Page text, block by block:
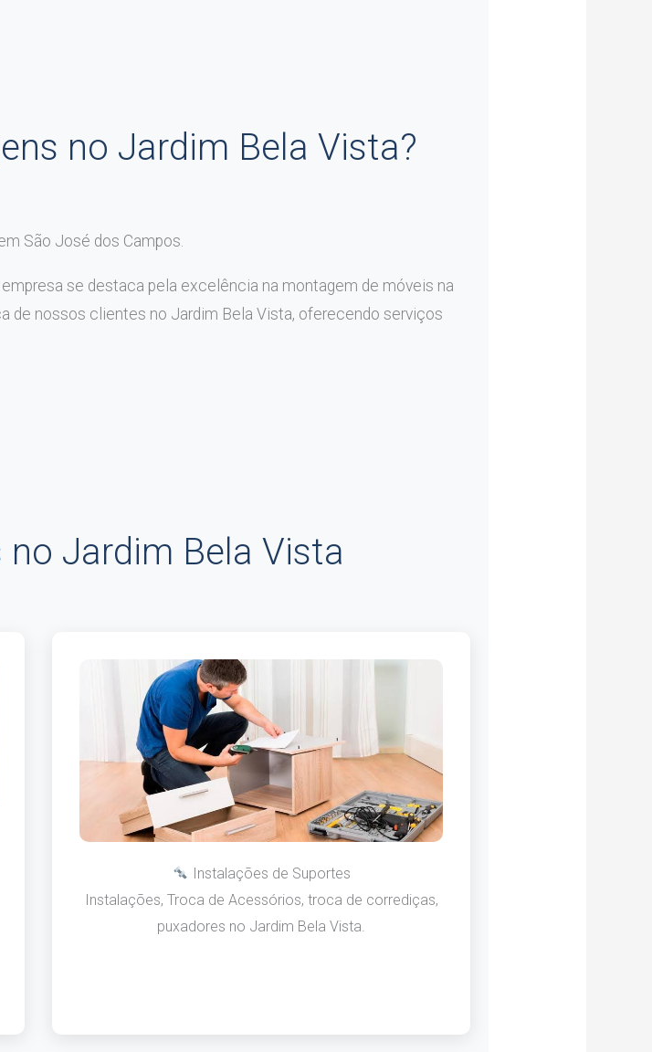
no Jardim Bela Vista?
São José dos Campos.
se destaca pela excelência na montagem de móveis na
de nossos clientes no Jardim Bela Vista, oferecendo serviços
Jardim Bela Vista
Instalações de Suportes
Instalações, Troca de Acessórios, troca de corrediças,
puxadores no Jardim Bela Vista.